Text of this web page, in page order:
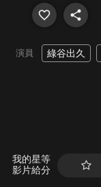
演員 綠谷出久
我的星等
影片給分